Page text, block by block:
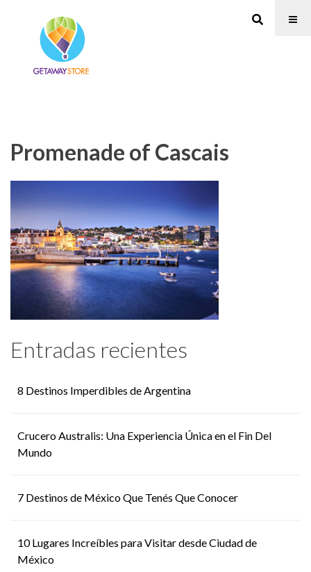
Promenade of Cascais
Entradas recientes
8 Destinos Imperdibles de Argentina
Crucero Australis: Una Experiencia Única en el Fin Del
Mundo
7 Destinos de México Que Tenés Que Conocer
10 Lugares Increíbles para Visitar desde Ciudad de
México